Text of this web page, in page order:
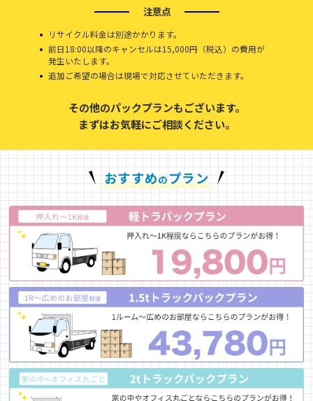
注意点
リサイクル料金は別途かかります。
前日18:00以降のキャンセルは15,000円（税込）の費用が
発生いたします。
追加ご希望の場合は現場で対応させていただきます。
その他のパックプランもございます。
まずはお気軽にご相談ください。
おすすめのプラン